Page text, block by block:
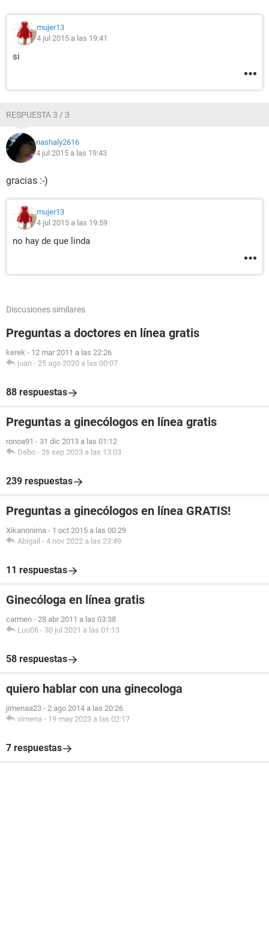
mujer13
4 jul 2015 a las 19:41
si
RESPUESTA 3 / 3
nashaly2616
4 jul 2015 a las 19:43
gracias :-)
mujer13
4 jul 2015 a las 19:59
no hay de que linda
Discusiones similares
Preguntas a doctores en línea gratis
kerek - 12 mar 2011 a las 22:26
juan - 25 ago 2020 a las 00:07
88 respuestas
Preguntas a ginecólogos en línea gratis
ronoa91 - 31 dic 2013 a las 01:12
Debo - 26 sep 2023 a las 13:03
239 respuestas
Preguntas a ginecólogos en línea GRATIS!
Xikanonima - 1 oct 2015 a las 00:29
Abigail - 4 nov 2022 a las 23:49
11 respuestas
Ginecóloga en línea gratis
carmen - 28 abr 2011 a las 03:38
Luu06 - 30 jul 2021 a las 01:13
58 respuestas
quiero hablar con una ginecologa
jimenaa23 - 2 ago 2014 a las 20:26
ximena - 19 may 2023 a las 02:17
7 respuestas